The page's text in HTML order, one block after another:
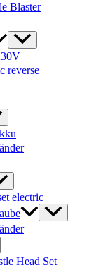
Blaster
reverse
electric
Head Set